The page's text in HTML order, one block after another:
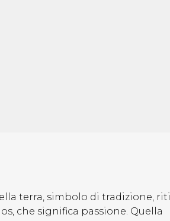
terra, simbolo di tradizione, riti
che significa passione. Quella